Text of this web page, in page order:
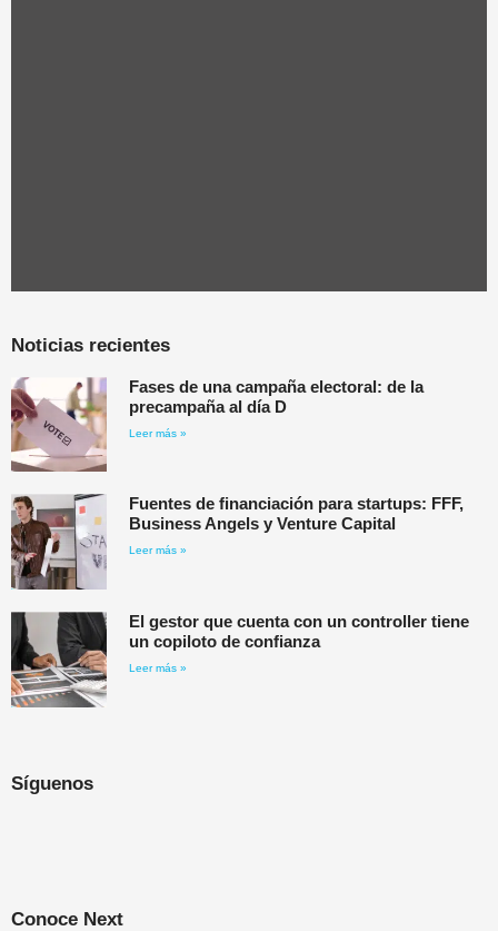
Noticias recientes
Fases de una campaña electoral: de la
precampaña al día D
Leer más »
Fuentes de financiación para startups: FFF,
Business Angels y Venture Capital
Leer más »
El gestor que cuenta con un controller tiene
un copiloto de confianza
Leer más »
Síguenos
Conoce Next